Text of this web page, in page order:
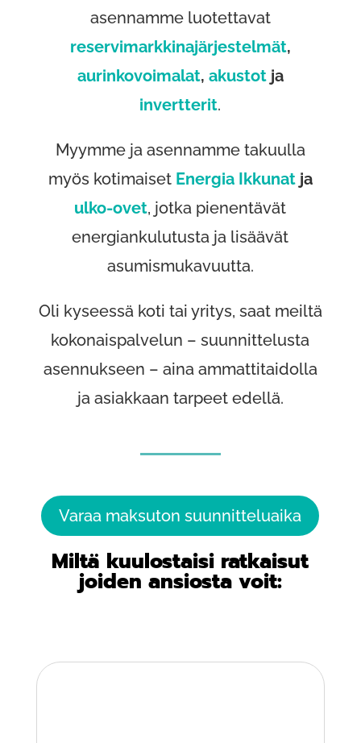
asennamme luotettavat
reservimarkkina­järjestelmät,
aurinkovoimalat, akustotja
invertterit.
Myymme ja asennamme takuulla
myös kotimaiset Energia Ikkunatja
ulko-ovet, jotka pienentävät
energiankulutusta ja lisäävät
asumismukavuutta.
Oli kyseessä koti tai yritys, saat meiltä
kokonaispalvelun – suunnittelusta
asennukseen – aina ammattitaidolla
ja asiakkaan tarpeet edellä.
Varaa maksuton suunnitteluaika
Miltä kuulostaisi ratkaisut
joiden ansiosta voit: